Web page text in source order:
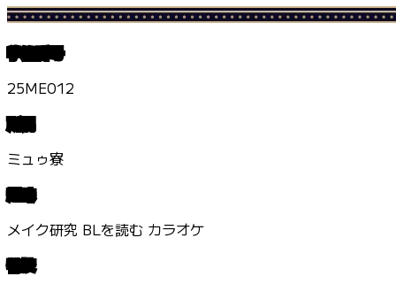
学籍番号
25ME012
所属
ミュゥ寮
趣味
メイク研究 BLを読む カラオケ
特技